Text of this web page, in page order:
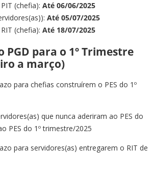
(chefia):Até 06/06/2025
Até05/07/2025
(chefia):Até 18/07/2025
PGD para o 1º Trimestre
a março)
para chefias construírem o PES do 1º
que nunca aderiram ao PES do
PES do 1º trimestre/2025
para servidores(as) entregarem o RIT de